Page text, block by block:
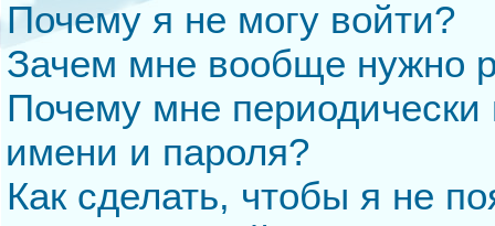
Почему я не могу войти?
Зачем мне вообще нужно
Почему мне периодически
имени и пароля?
Как сделать, чтобы я не